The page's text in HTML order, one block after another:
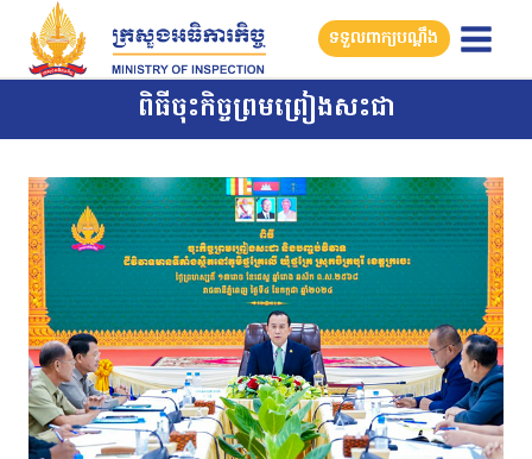
Skip
content
ទទួលពាក្យបណ្តឹង
ពិធីចុះកិច្ចព្រមព្រៀងសះជា